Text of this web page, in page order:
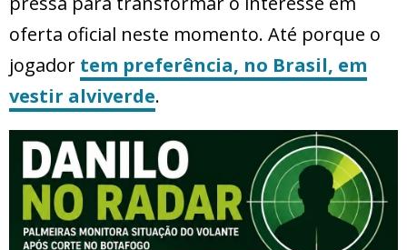
oferta oficial neste momento. Até porque o
jogador tem preferência, no Brasil, em
vestir alviverde.